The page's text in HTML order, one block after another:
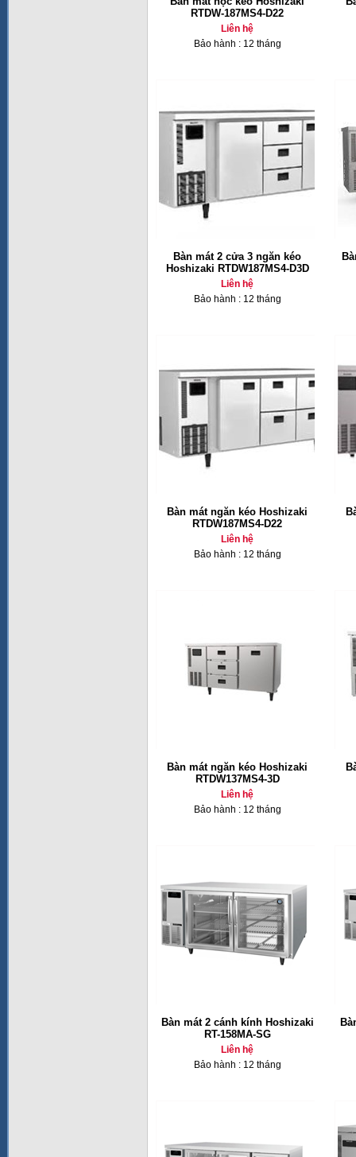
RTDW-187MS4-D22
Liên hệ
Bảo hành : 12 tháng
Bàn mát 2 cửa 3 ngăn kéo
Hoshizaki RTDW187MS4-D3D
Liên hệ
Bảo hành : 12 tháng
Bàn mát ngăn kéo Hoshizaki
RTDW187MS4-D22
Liên hệ
Bảo hành : 12 tháng
Bàn mát ngăn kéo Hoshizaki
RTDW137MS4-3D
Liên hệ
Bảo hành : 12 tháng
Bàn mát 2 cánh kính Hoshizaki
RT-158MA-SG
Liên hệ
Bảo hành : 12 tháng